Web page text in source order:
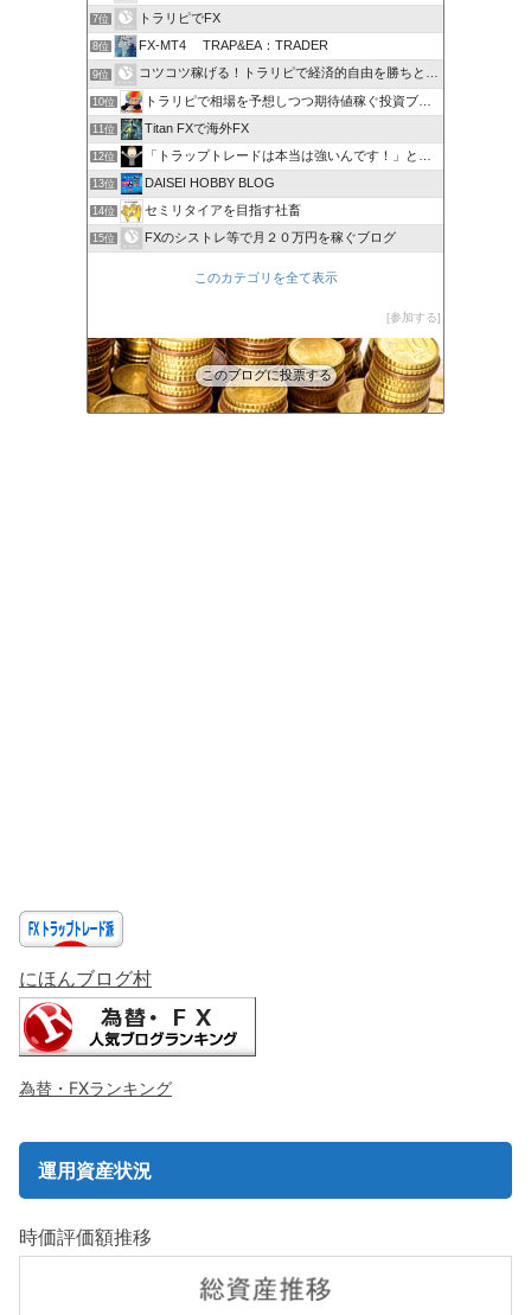
7位 トラリピでFX
8位 FX-MT4 TRAP&EA：TRADER
9位 コツコツ稼げる！トラリピで経済的自由を勝ちとる方法
10位 トラリピで相場を予想しつつ期待値稼ぐ投資ブログ
11位 Titan FXで海外FX
12位 「トラップトレードは本当は強いんです！」と叫びたい。
13位 DAISEI HOBBY BLOG
14位 セミリタイアを目指す社畜
15位 FXのシストレ等で月２０万円を稼ぐブログ
このカテゴリを全て表示
参加する
このブログに投票する
にほんブログ村
為替・FXランキング
運用資産状況
時価評価額推移